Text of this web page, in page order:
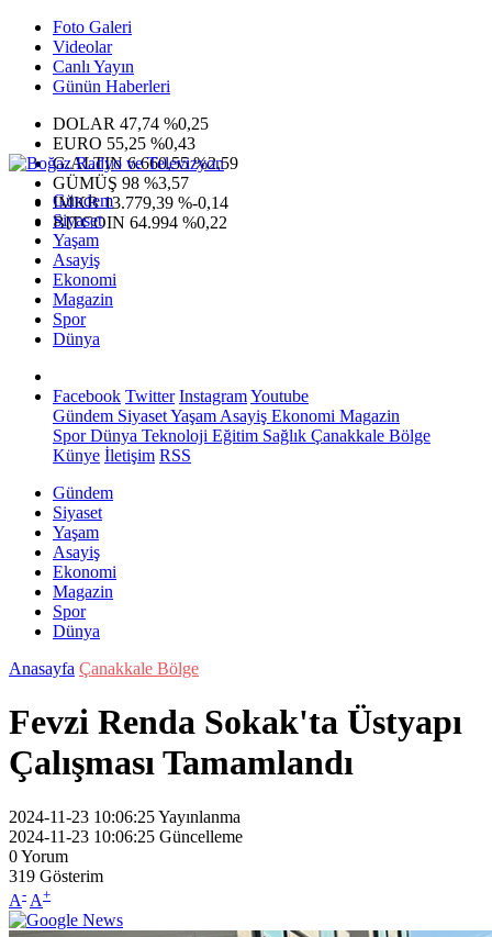
Foto Galeri
Videolar
Canlı Yayın
Günün Haberleri
DOLAR 47,74 %0,25
EURO 55,25 %0,43
G.ALTIN6.660,55 %2,59
GÜMÜŞ 98 %3,57
IMKB13.779,39 %-0,14
BITCOIN 64.994 %0,22
Gündem
Siyaset
Yaşam
Asayiş
Ekonomi
Magazin
Spor
Dünya
Facebook Twitter InstagramYoutube
Gündem SiyasetYaşam Asayiş Ekonomi Magazin
SporDünya Teknoloji Eğitim Sağlık Çanakkale Bölge
Künye İletişim RSS
Gündem
Siyaset
Yaşam
Asayiş
Ekonomi
Magazin
Spor
Dünya
Anasayfa Çanakkale Bölge
Fevzi Renda Sokak'ta Üstyapı
Çalışması Tamamlandı
2024-11-23 10:06:25Yayınlanma
2024-11-23 10:06:25 Güncelleme
0Yorum
319 Gösterim
A- A+